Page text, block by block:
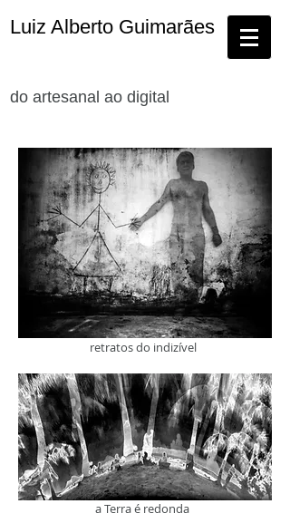
Luiz Alberto Guimarães
do artesanal ao digital
retratos do indizível
a Terra é redonda